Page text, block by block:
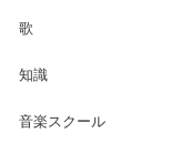
歌
知識
音楽スクール